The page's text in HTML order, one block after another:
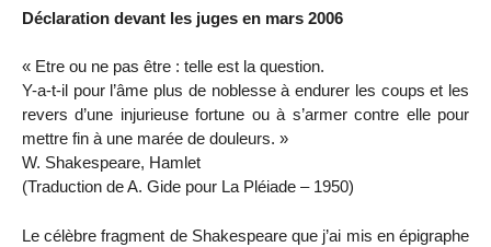
Déclaration devant les juges en mars 2006
« Etre ou ne pas être : telle est la question.
Y-a-t-il pour l’âme plus de noblesse à endurer les coups et les
revers d’une injurieuse fortune ou à s’armer contre elle pour
mettre fin à une marée de douleurs. »
W. Shakespeare, Hamlet
(Traduction de A. Gide pour La Pléiade – 1950)
Le célèbre fragment de Shakespeare que j’ai mis en épigraphe